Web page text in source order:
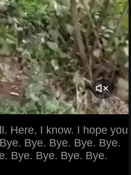
Here, I know. I hope you
Bye. Bye. Bye. Bye.
Bye. Bye. Bye. Bye.